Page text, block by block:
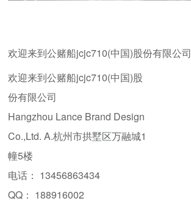
欢迎来到公赌船jcjc710(中国)股份有限公司
欢迎来到公赌船jcjc710(中国)股
份有限公司
Hangzhou Lance Brand Design
Co.,Ltd. A.杭州市拱墅区万融城1
幢5楼
电话： 13456863434
QQ： 188916002